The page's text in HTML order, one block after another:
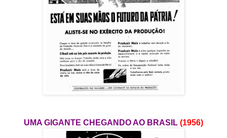
UMA GIGANTE CHEGANDO AO BRASIL (1956)